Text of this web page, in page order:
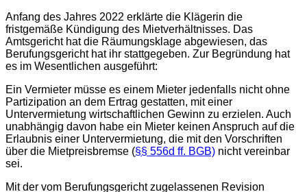
Anfang des Jahres 2022 erklärte die Klägerin die
fristgemäße Kündigung des Mietverhältnisses. Das
Amtsgericht hat die Räumungsklage abgewiesen, das
Berufungsgericht hat ihr stattgegeben. Zur Begründung hat
es im Wesentlichen ausgeführt:
Ein Vermieter müsse es einem Mieter jedenfalls nicht ohne
Partizipation an dem Ertrag gestatten, mit einer
Untervermietung wirtschaftlichen Gewinn zu erzielen. Auch
unabhängig davon habe ein Mieter keinen Anspruch auf die
Erlaubnis einer Untervermietung, die mit den Vorschriften
über die Mietpreisbremse (§§ 556d ff. BGB) nicht vereinbar
sei.
Mit der vom Berufungsgericht zugelassenen Revision